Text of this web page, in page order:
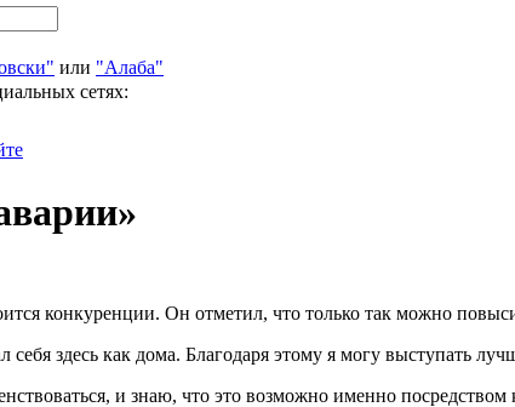
или "Алаба"
сетях:
конкуренции. Он отметил, что только так можно
себя здесь как дома. Благодаря этому я могу выступать
и знаю, что это возможно именно посредством